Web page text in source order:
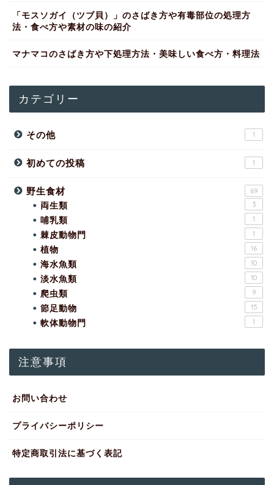
「モスソガイ（ツブ貝）」のさばき方や有毒部位の処理方
法・食べ方や素材の味の紹介
マナマコのさばき方や下処理方法・美味しい食べ方・料理法
カテゴリー
その他 1
初めての投稿 1
野生食材 69
両生類 3
哺乳類 1
棘皮動物門 1
植物 16
海水魚類 10
淡水魚類 10
爬虫類 9
節足動物 15
軟体動物門 1
注意事項
お問い合わせ
プライバシーポリシー
特定商取引法に基づく表記